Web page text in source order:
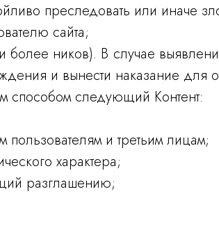
преследовать или иначе
сайта;
ников). В случае
и вынести наказание для
способом следующий Контент:
и третьим лицам;
характера;
разглашению;